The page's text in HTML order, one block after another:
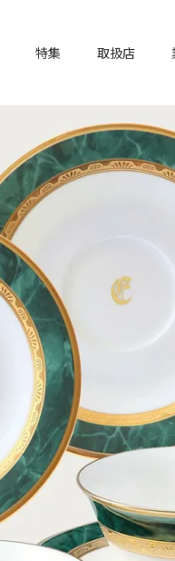
特集 取扱店